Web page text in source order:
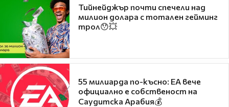
Тийнейджър почти спечели над
милион долара с тотален гейминг
трол😯💥
55 милиарда по-късно: EA вече
официално е собственост на
Саудитска Арабия💰